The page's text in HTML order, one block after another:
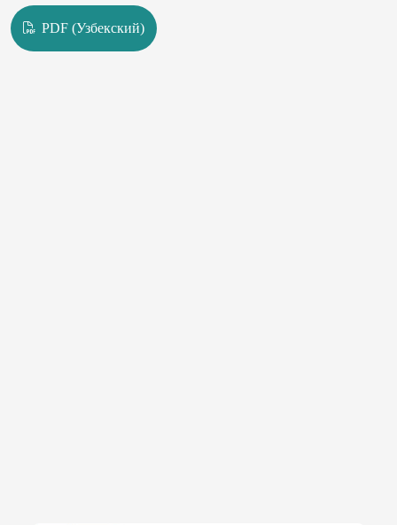
PDF (Узбекский)